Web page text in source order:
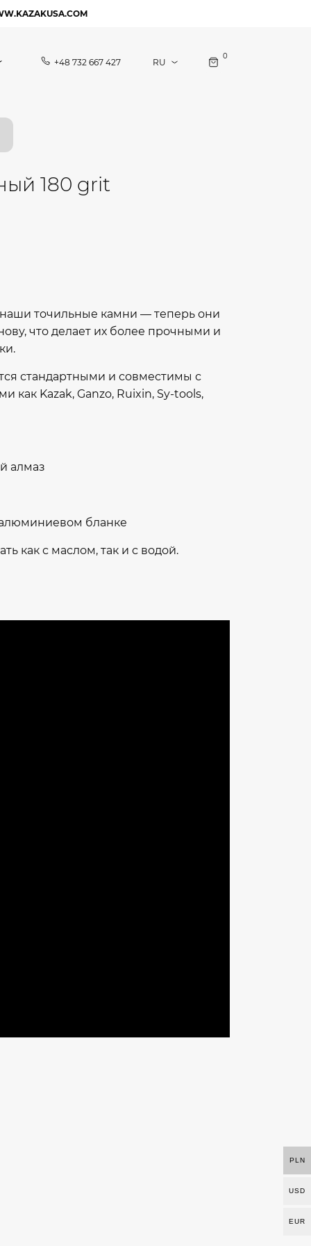
+48 732 667 427
0
180 grit
точильные камни — теперь они
что делает их более прочными и
стандартными и совместимы с
как Kazak, Ganzo, Ruixin, Sy-tools,
алмаз
бланке
как с маслом, так и с водой.
PLN
USD
EUR